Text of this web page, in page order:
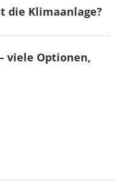
die Klimaanlage?
viele Optionen,